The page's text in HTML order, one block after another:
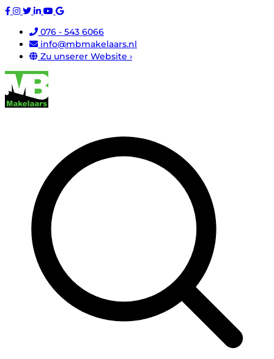
076 - 543 6066
info@mbmakelaars.nl
Zu unserer Website ›